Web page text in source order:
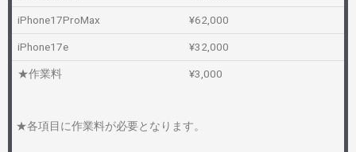
iPhone17ProMax ¥62,000
iPhone17e ¥32,000
★作業料 ¥3,000
★各項目に作業料が必要となります。